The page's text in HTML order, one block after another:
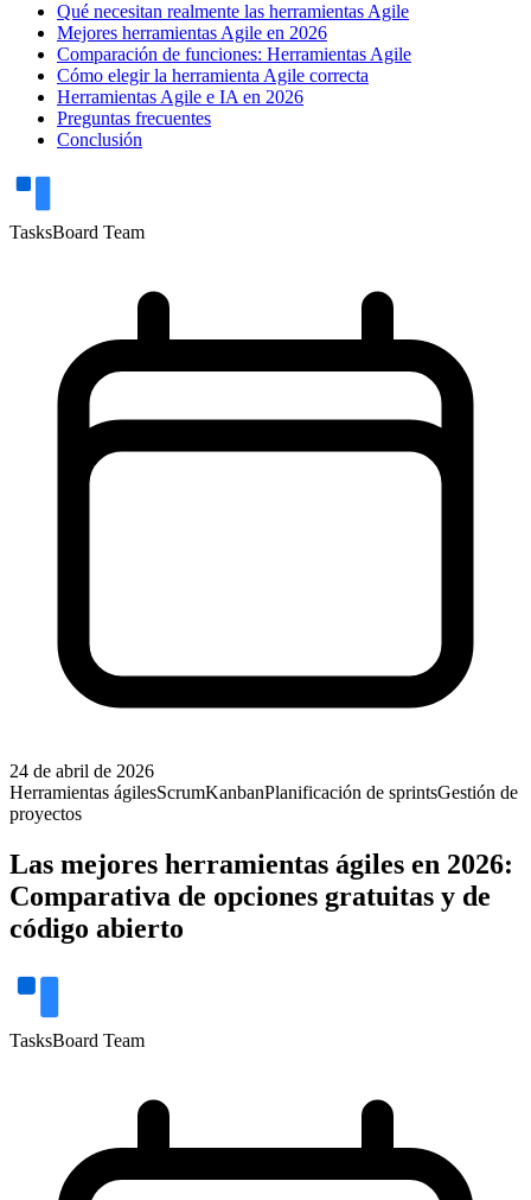
Qué necesitan realmente las herramientas Agile
Mejores herramientas Agile en 2026
Comparación de funciones: Herramientas Agile
Cómo elegir la herramienta Agile correcta
Herramientas Agile e IA en 2026
Preguntas frecuentes
Conclusión
TasksBoard Team
24 de abril de 2026
Herramientas ágilesScrumKanbanPlanificación de sprintsGestión de
proyectos
Las mejores herramientas ágiles en 2026:
Comparativa de opciones gratuitas y de
código abierto
TasksBoard Team